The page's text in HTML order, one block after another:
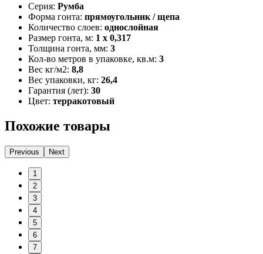
Серия: Румба
Форма гонта: прямоугольник / щепа
Количество слоев: однослойная
Размер гонта, м: 1 x 0,317
Толщина гонта, мм: 3
Кол-во метров в упаковке, кв.м: 3
Вес кг/м2: 8,8
Вес упаковки, кг: 26,4
Гарантия (лет): 30
Цвет: терракотовый
Похожие товары
Previous Next
1
2
3
4
5
6
7